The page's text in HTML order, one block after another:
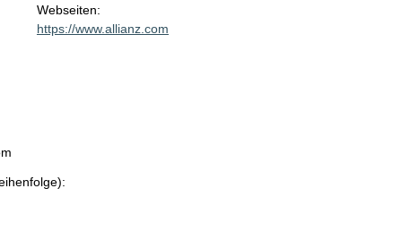
t
a
m
Webseiten:
https://www.allianz.com